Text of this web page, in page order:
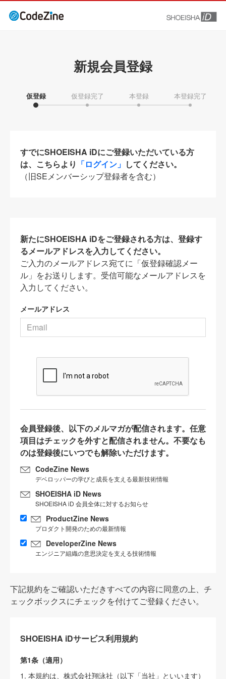
新規会員登録
仮登録 仮登録完了 本登録 本登録完了
すでにSHOEISHA iDにご登録いただいている方
は、こちらより 「ログイン」 してください。
（旧SEメンバーシップ登録者を含む）
新たにSHOEISHA iDをご登録される方は、登録す
るメールアドレスを入力してください。
ご入力のメールアドレス宛てに「仮登録確認メー
ル」をお送りします。受信可能なメールアドレスを
入力してください。
メールアドレス
会員登録後、以下のメルマガが配信されます。任意
項目はチェックを外すと配信されません。不要なも
のは登録後にいつでも解除いただけます。
CodeZine News
デベロッパーの学びと成長を支える最新技術情報
SHOEISHA iD News
SHOEISHA iD 会員全体に対するお知らせ
ProductZine News
プロダクト開発のための最新情報
DeveloperZine News
エンジニア組織の意思決定を支える技術情報
下記規約をご確認いただきすべての内容に同意の上、チ
ェックボックスにチェックを付けてご登録ください。
SHOEISHA iDサービス利用規約
第1条（適用）
1. 本規約は、株式会社翔泳社（以下「当社」といいます）